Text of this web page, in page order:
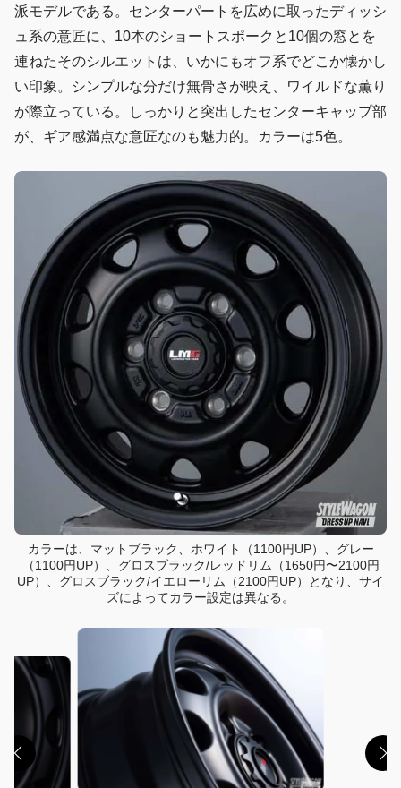
派モデルである。センターパートを広めに取ったディッシ
ュ系の意匠に、10本のショートスポークと10個の窓とを
連ねたそのシルエットは、いかにもオフ系でどこか懐かし
い印象。シンプルな分だけ無骨さが映え、ワイルドな薫り
が際立っている。しっかりと突出したセンターキャップ部
が、ギア感満点な意匠なのも魅力的。カラーは5色。
カラーは、マットブラック、ホワイト（1100円UP）、グレー
（1100円UP）、グロスブラック/レッドリム（1650円〜2100円
UP）、グロスブラック/イエローリム（2100円UP）となり、サイ
ズによってカラー設定は異なる。